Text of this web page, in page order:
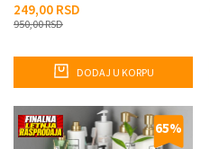
249,00 RSD
950,00RSD
DODAJ U KORPU
65%